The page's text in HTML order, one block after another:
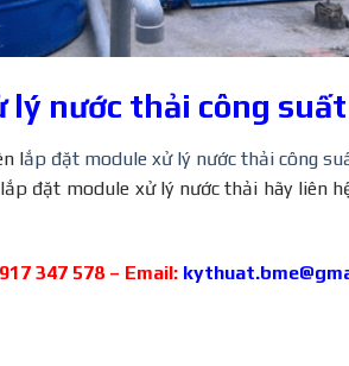
lý nước thải công
lắp đặt module xử lý nước thải công
đặt module xử lý nước thải hãy liên
347 578 – Email: